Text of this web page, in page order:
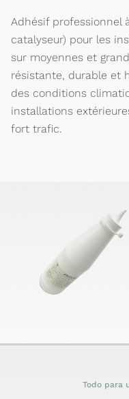
Adhésif professionnel
catalyseur) pour les
sur moyennes et
résistante, durable et
des conditions
installations
fort trafic.
Todo para